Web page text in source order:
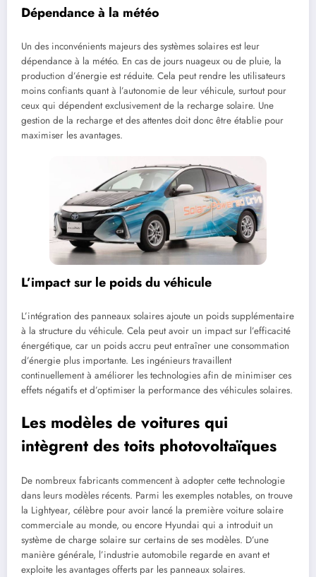
Dépendance à la météo
Un des inconvénients majeurs des systèmes solaires est leur
dépendance à la météo. En cas de jours nuageux ou de pluie, la
production d’énergie est réduite. Cela peut rendre les utilisateurs
moins confiants quant à l’autonomie de leur véhicule, surtout pour
ceux qui dépendent exclusivement de la recharge solaire. Une
gestion de la recharge et des attentes doit donc être établie pour
maximiser les avantages.
L’impact sur le poids du véhicule
L’intégration des panneaux solaires ajoute un poids supplémentaire
à la structure du véhicule. Cela peut avoir un impact sur l’efficacité
énergétique, car un poids accru peut entraîner une consommation
d’énergie plus importante. Les ingénieurs travaillent
continuellement à améliorer les technologies afin de minimiser ces
effets négatifs et d’optimiser la performance des véhicules solaires.
Les modèles de voitures qui
intègrent des toits photovoltaïques
De nombreux fabricants commencent à adopter cette technologie
dans leurs modèles récents. Parmi les exemples notables, on trouve
la Lightyear, célèbre pour avoir lancé la première voiture solaire
commerciale au monde, ou encore Hyundai qui a introduit un
système de charge solaire sur certains de ses modèles. D’une
manière générale, l’industrie automobile regarde en avant et
exploite les avantages offerts par les panneaux solaires.